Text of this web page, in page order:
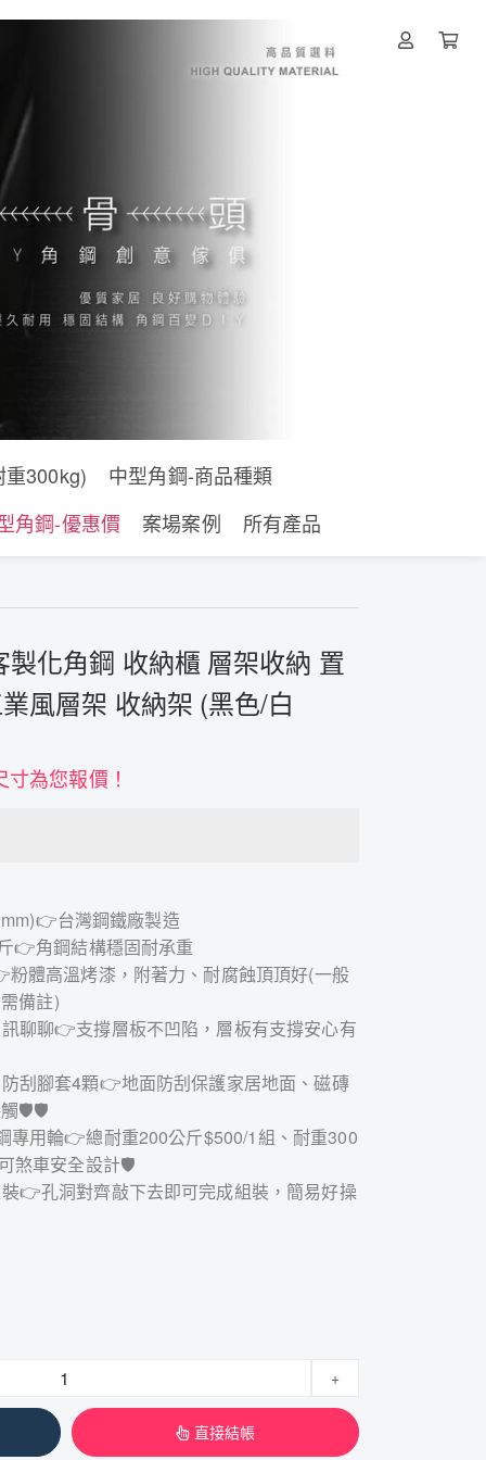
300kg)
中型角鋼-商品種類
角鋼-優惠價
案場案例 所有產品
化角鋼 收納櫃 層架收納 置
風層架 收納架 (黑色/白
為您報價！
台灣鋼鐵廠製造
👉角鋼結構穩固耐承重
體高溫烤漆，附著力、耐腐蝕頂頂好(一般
備註)
聊聊👉支撐層板不凹陷，層板有支撐安心有
刮腳套4顆👉地面防刮保護家居地面、磁磚
觸🛡🛡
專用輪👉總耐重200公斤$500/1組、耐重300
煞車安全設計🛡
👉孔洞對齊敲下去即可完成組裝，簡易好操
+
直接結帳